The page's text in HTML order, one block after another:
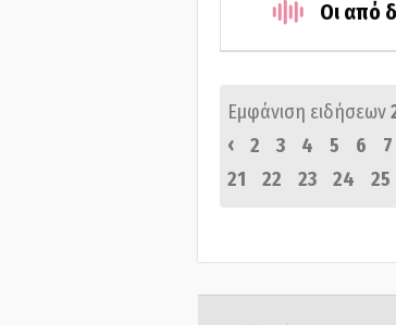
Οι από
Εμφάνιση ειδήσεων
‹
2 3 4 5 6 7
21
22 23 24 25